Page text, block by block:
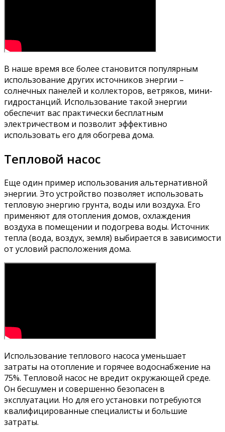
В наше время все более становится популярным
использование других источников энергии –
солнечных панелей и коллекторов, ветряков, мини-
гидростанций. Использование такой энергии
обеспечит вас практически бесплатным
электричеством и позволит эффективно
использовать его для обогрева дома.
Тепловой насос
Еще один пример использования альтернативной
энергии. Это устройство позволяет использовать
тепловую энергию грунта, воды или воздуха. Его
применяют для отопления домов, охлаждения
воздуха в помещении и подогрева воды. Источник
тепла (вода, воздух, земля) выбирается в зависимости
от условий расположения дома.
Использование теплового насоса уменьшает
затраты на отопление и горячее водоснабжение на
75%. Тепловой насос не вредит окружающей среде.
Он бесшумен и совершенно безопасен в
эксплуатации. Но для его установки потребуются
квалифицированные специалисты и большие
затраты.